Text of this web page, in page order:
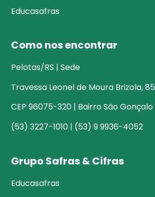
Educasafras
Como nos encontrar
Pelotas/RS | Sede
Travessa Leonel de Moura Brizola,
CEP 96075-320 | Bairro São Gonçalo
(53) 3227-1010 | (53) 9 9936-4052
Grupo Safras & Cifras
Educasafras